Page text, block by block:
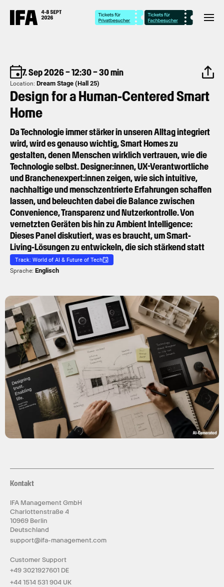
7. Sep 2026 – 12:30 – 30 min
Location: Dream Stage (Hall 25)
Design for a Human-Centered Smart
Home
Da Technologie immer stärker in unseren Alltag integriert
wird, wird es genauso wichtig, Smart Homes zu
gestalten, denen Menschen wirklich vertrauen, wie die
Technologie selbst. Designer:innen, UX-Verantwortliche
und Branchenexpert:innen zeigen, wie sich intuitive,
nachhaltige und menschzentrierte Erfahrungen schaffen
lassen, und beleuchten dabei die Balance zwischen
Convenience, Transparenz und Nutzerkontrolle. Von
vernetzten Geräten bis hin zu Ambient Intelligence:
Dieses Panel diskutiert, was es braucht, um Smart-
Living-Lösungen zu entwickeln, die sich stärkend statt
aufdringlich anfühlen.
Track: World of AI & Future of Tech
Sprache: Englisch
Kontakt
IFA Management GmbH
Charlottenstraße 4
10969 Berlin
Deutschland
support@ifa-management.com
Customer Support
+49 3021927601 DE
+44 1514 531 904 UK